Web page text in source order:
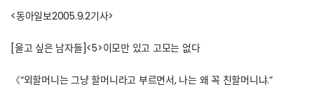
<동아일보2005.9.2기사>
[울고 싶은 남자들]<5>이모만 있고 고모는 없다
《“외할머니는 그냥 할머니라고 부르면서, 나는 왜 꼭 친할머니냐.”